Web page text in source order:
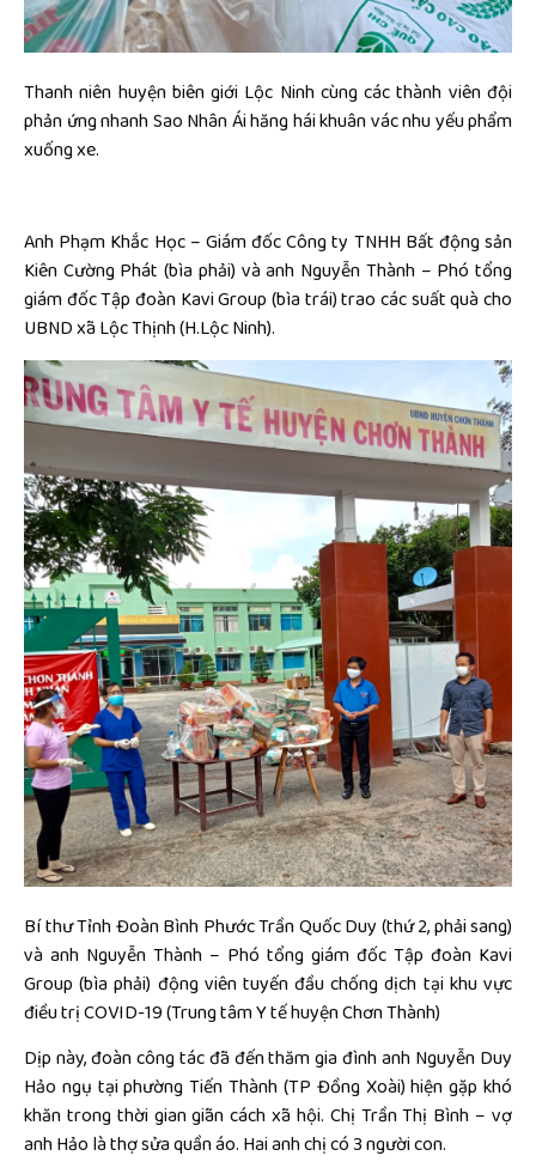
Thanh niên huyện biên giới Lộc Ninh cùng các thành viên đội
phản ứng nhanh Sao Nhân Ái hăng hái khuân vác nhu yếu phẩm
xuống xe.
Anh Phạm Khắc Học – Giám đốc Công ty TNHH Bất động sản
Kiên Cường Phát (bìa phải) và anh Nguyễn Thành – Phó tổng
giám đốc Tập đoàn Kavi Group (bìa trái) trao các suất quà cho
UBND xã Lộc Thịnh (H.Lộc Ninh).
Bí thư Tỉnh Đoàn Bình Phước Trần Quốc Duy (thứ 2, phải sang)
và anh Nguyễn Thành – Phó tổng giám đốc Tập đoàn Kavi
Group (bìa phải) động viên tuyến đầu chống dịch tại khu vực
điều trị COVID-19 (Trung tâm Y tế huyện Chơn Thành)
Dịp này, đoàn công tác đã đến thăm gia đình anh Nguyễn Duy
Hảo ngụ tại phường Tiến Thành (TP Đồng Xoài) hiện gặp khó
khăn trong thời gian giãn cách xã hội. Chị Trần Thị Bình – vợ
anh Hảo là thợ sửa quần áo. Hai anh chị có 3 người con.